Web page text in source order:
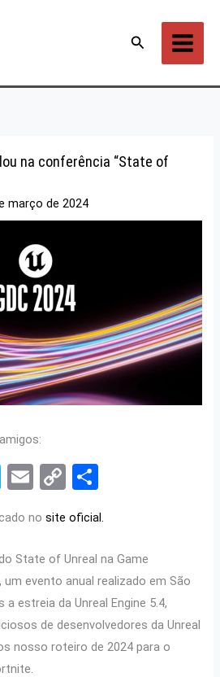
Pesquisar
na conferência “State of
março de 2024
T
e
gr
a
m
E
ail
C
py
Li
n
k
ar
e
nosite oficial.
State of Unreal na Game
um evento anual realizado em São
estreia da Unreal Engine 5.4,
de desenvolvedores da Unreal
nosso roteiro de 2024 para o